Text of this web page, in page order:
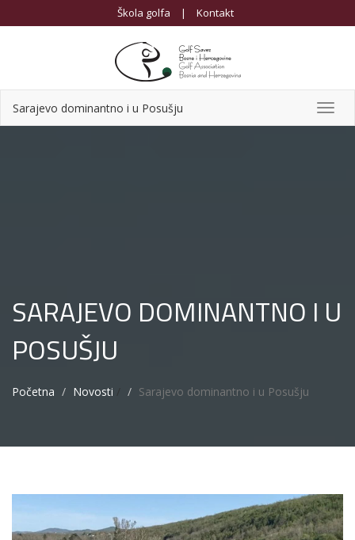
Škola golfa | Kontakt
Sarajevo dominantno i u Posušju
SARAJEVO DOMINANTNO I U
POSUŠJU
Početna Novosti / Sarajevo dominantno i u Posušju